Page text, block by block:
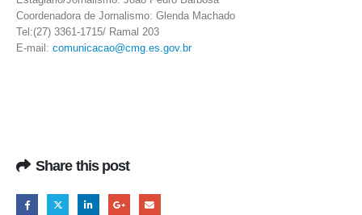
Coordenadora de Jornalismo: Glenda Machado
Tel:(27) 3361-1715/ Ramal 203
E-mail: comunicacao@cmg.es.gov.br
Share this post